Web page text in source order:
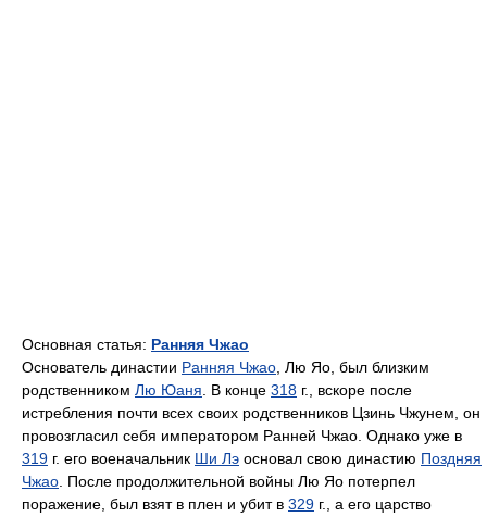
Основная статья: Ранняя Чжао
Основатель династии Ранняя Чжао, Лю Яо, был близким
родственником Лю Юаня. В конце 318 г., вскоре после
истребления почти всех своих родственников Цзинь Чжунем, он
провозгласил себя императором Ранней Чжао. Однако уже в
319 г. его военачальник Ши Лэ основал свою династию Поздняя
Чжао. После продолжительной войны Лю Яо потерпел
поражение, был взят в плен и убит в 329 г., а его царство